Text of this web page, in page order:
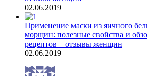
02.06.2019
Применение маски из яичного
морщин: полезные свойства и
рецептов + отзывы женщин
02.06.2019